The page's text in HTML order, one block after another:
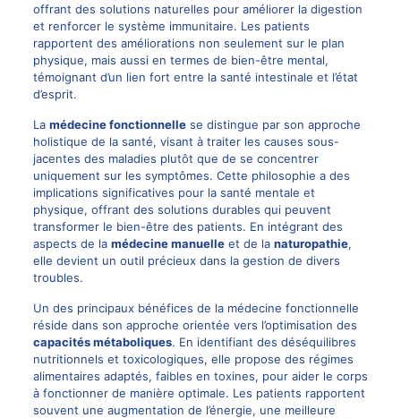
offrant des solutions naturelles pour améliorer la digestion
et renforcer le système immunitaire. Les patients
rapportent des améliorations non seulement sur le plan
physique, mais aussi en termes de bien-être mental,
témoignant d’un lien fort entre la santé intestinale et l’état
d’esprit.
La médecine fonctionnellese distingue par son approche
holistique de la santé, visant à traiter les causes sous-
jacentes des maladies plutôt que de se concentrer
uniquement sur les symptômes. Cette philosophie a des
implications significatives pour la santé mentale et
physique, offrant des solutions durables qui peuvent
transformer le bien-être des patients. En intégrant des
aspects de la médecine manuelleet de la naturopathie,
elle devient un outil précieux dans la gestion de divers
troubles.
Un des principaux bénéfices de la médecine fonctionnelle
réside dans son approche orientée vers l’optimisation des
capacités métaboliques. En identifiant des déséquilibres
nutritionnels et toxicologiques, elle propose des régimes
alimentaires adaptés, faibles en toxines, pour aider le corps
à fonctionner de manière optimale. Les patients rapportent
souvent une augmentation de l’énergie, une meilleure